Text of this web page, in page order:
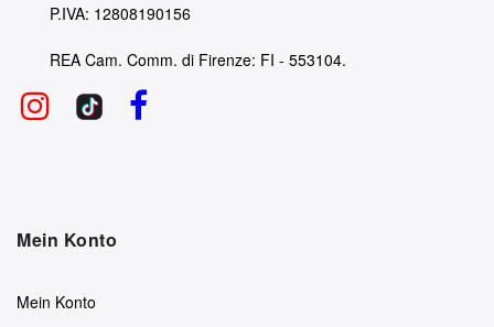
P.IVA: 12808190156
REA Cam. Comm. di Firenze: FI - 553104.
Mein Konto
Mein Konto